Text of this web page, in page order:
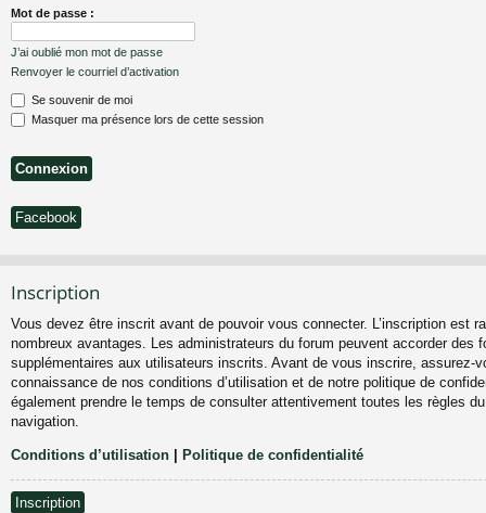
Mot de passe :
J’ai oublié mon mot de passe
Renvoyer le courriel d’activation
Se souvenir de moi
Masquer ma présence lors de cette session
Facebook
Inscription
Vous devez être inscrit avant de pouvoir vous connecter. L’inscription est
nombreux avantages. Les administrateurs du forum peuvent accorder des
supplémentaires aux utilisateurs inscrits. Avant de vous inscrire, assurez-
connaissance de nos conditions d’utilisation et de notre politique de
également prendre le temps de consulter attentivement toutes les règles
navigation.
Conditions d’utilisation | Politique de confidentialité
Inscription